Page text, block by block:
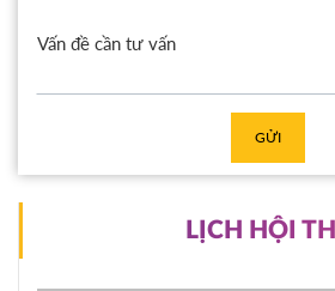
GỬI
LỊCH HỘI